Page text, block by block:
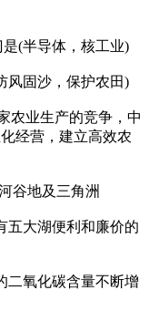
(半导体，核工业)
风固沙，保护农田)
农业生产的竞争，中
经营，建立高效农
谷地及三角洲
五大湖便利和廉价的
二氧化碳含量不断增